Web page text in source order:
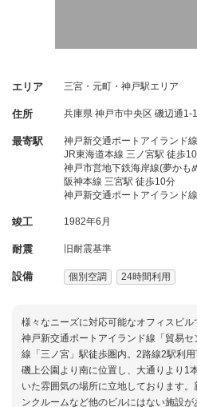
エリア 三宮・元町・神戸駅エリア
住所 兵庫県 神戸市中央区 磯辺通1-
最寄駅
神戸新交通ポートアイランド
JR東海道本線 三ノ宮駅 徒歩
神戸市営地下鉄海岸線(夢かも
阪神本線 三宮駅 徒歩10分
神戸新交通ポートアイランド
竣工 1982年6月
耐震 旧耐震基準
設備 個別空調 24時間利用
様々なニーズに対応可能なオフィスビル
神戸新交通ポートアイランド線「貿易
線「三ノ宮」駅徒歩圏内。2路線2駅利用
磯上公園より南に位置し、大通りより1
いた雰囲気の場所に立地しております
ンクルームなど他のビルにはない施設が